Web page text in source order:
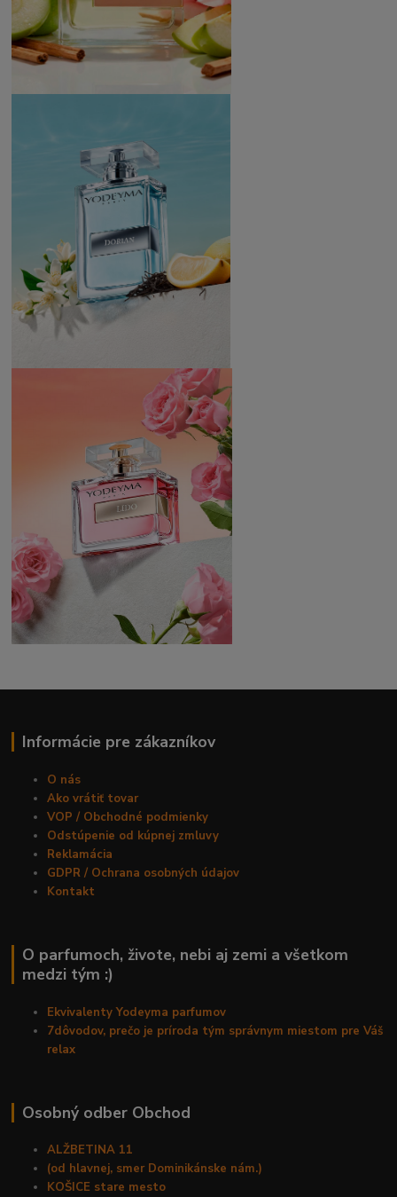
Informácie pre zákazníkov
O nás
Ako vrátiť tovar
VOP / Obchodné podmienky
Odstúpenie od kúpnej zmluvy
Reklamácia
GDPR / Ochrana osobných údajov
Kontakt
O parfumoch, živote, nebi aj zemi a všetkom
medzi tým :)
Ekvivalenty Yodeyma parfumov
7dôvodov, prečo je príroda tým správnym miestom pre Váš
relax
Osobný odber Obchod
ALŽBETINA 11
(od hlavnej, smer Dominikánske nám.)
KOŠICE stare mesto